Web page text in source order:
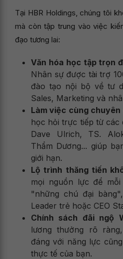
Tại HBR Holdings, chúng tôi
mà còn tập trung vào việc
đạo tương lai:
Văn hóa học tập trọn
Nhân sự được tài trợ
đào tạo nội bộ về tư
Sales, Marketing và
Làm việc cùng chuyên
học hỏi trực tiếp từ các
Dave Ulrich, TS.
Thẩm Dương... giúp
giới hạn.
Lộ trình thăng tiến
mọi nguồn lực để
"những chú đại
Leader trẻ hoặc CEO
Chính sách đãi ngộ
lương thưởng rõ
đáng với năng lực
thực tế của bạn.